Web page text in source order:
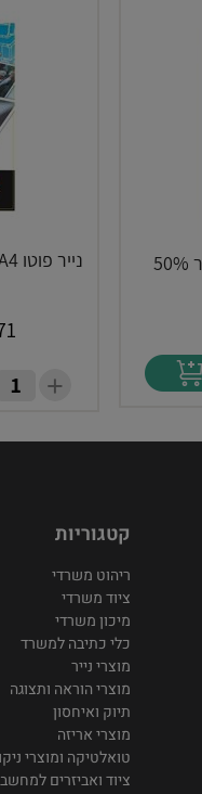
+
קטגוריות
ריהוט משרדי
ציוד משרדי
מיכון משרדי
כלי כתיבה למשרד
מוצרי נייר
מוצרי הוראה ותצוגה
תיוק ואיחסון
מוצרי אריזה
טואלטיקה ומוצרי
ציוד ואביזרים למחשב